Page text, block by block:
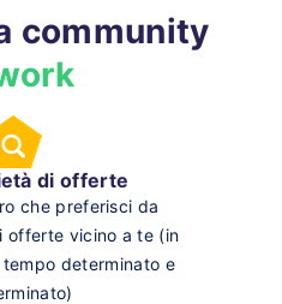
community
di offerte
che preferisci da
offerte vicino a te (in
determinato e